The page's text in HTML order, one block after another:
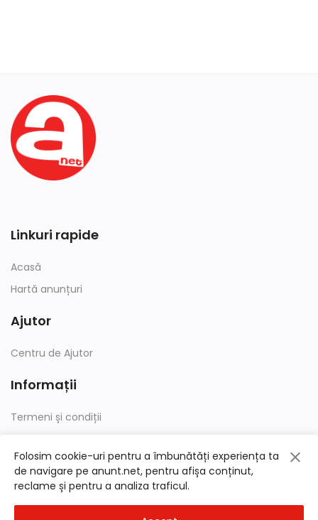
Linkuri rapide
Acasă
Hartă anunțuri
Ajutor
Centru de Ajutor
Informații
Termeni și condiții
Folosim cookie-uri pentru a îmbunătăți experiența ta
de navigare pe anunt.net, pentru afișa conținut,
reclame și pentru a analiza traficul.